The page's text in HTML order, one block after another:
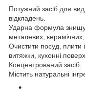
Потужний засіб для
відкладень.
Ударна формула
металевих,
Очистити посуд, плити
витяжки, кухонні
Концентрований засіб.
Містить натуральні